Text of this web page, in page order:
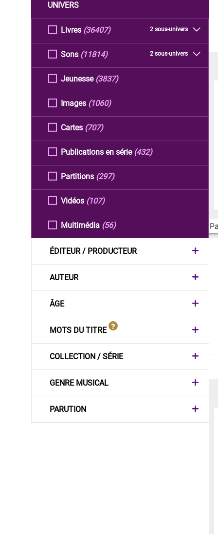
UNIVERS
Livres 2 sous-univers
(36407)
Sons 2 sous-univers
(11814)
Jeunesse (3837)
Images (1060)
Cartes (707)
Publications en série (432)
Partitions (297)
Vidéos (107)
Multimédia (56)
ÉDITEUR / PRODUCTEUR
AUTEUR
ÂGE
MOTS DU TITRE
COLLECTION / SÉRIE
GENRE MUSICAL
PARUTION